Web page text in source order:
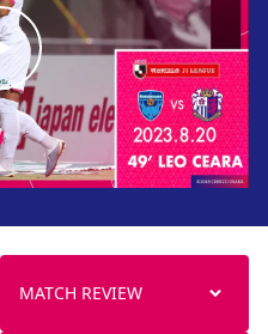
MATCH REVIEW